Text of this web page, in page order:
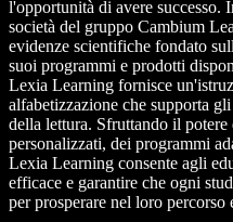
l'opportunità di avere successo.
società del gruppo Cambium
evidenze scientifiche fondato
suoi programmi e prodotti
Lexia Learning fornisce
alfabetizzazione che supporta
della lettura. Sfruttando il
personalizzati, dei programmi
Lexia Learning consente agli
efficace e garantire che ogni
per prosperare nel loro percorso